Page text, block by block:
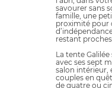
savourer sans
famille, une
proximité pour
restant
La tente
avec ses sept
salon intérieur,
couples en
de quatre ou